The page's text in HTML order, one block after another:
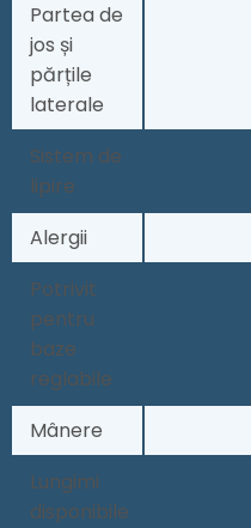
Partea de
jos și
părțile
laterale
Sistem de
lipire
Alergii
Potrivit
pentru
baze
reglabile
Mânere
Lungimi
disponibile